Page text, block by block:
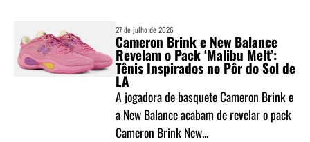
27 de julho de 2026
Cameron Brink e New Balance
Revelam o Pack ‘Malibu Melt’:
Tênis Inspirados no Pôr do Sol de
LA
A jogadora de basquete Cameron Brink e
a New Balance acabam de revelar o pack
Cameron Brink New...